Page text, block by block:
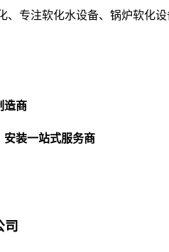
、专注软化水设备、锅炉软化
造商
安装一站式服务商
司